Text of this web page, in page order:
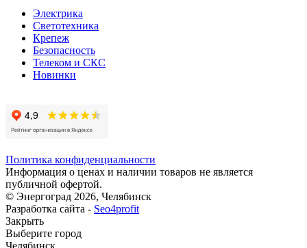
Электрика
Светотехника
Крепеж
Безопасность
Телеком и СКС
Новинки
Политика конфиденциальности
Информация о ценах и наличии товаров не является
публичной офертой.
© Энергоград 2026, Челябинск
Разработка сайта - Seo4profit
Закрыть
Выберите город
Челябинск